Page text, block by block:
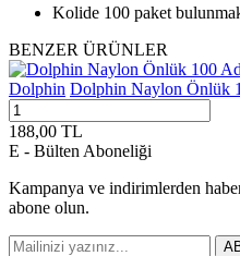
Kolide 100 paket
BENZER ÜRÜNLER
Dolphin Dolphin Naylon Önlük
188,00 TL
E - Bülten Aboneliği
Kampanya ve indirimlerden
abone olun.